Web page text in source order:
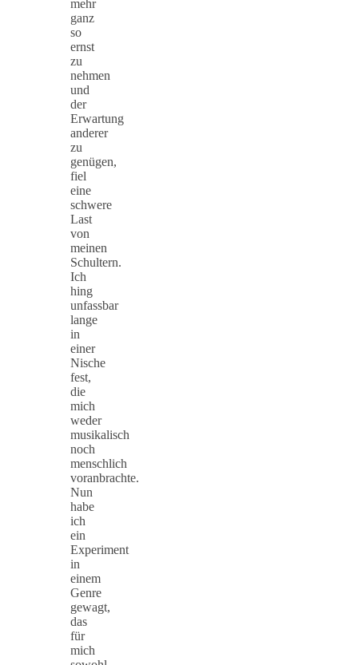
mehr
ganz
so
ernst
zu
nehmen
und
der
Erwartung
anderer
zu
genügen,
fiel
eine
schwere
Last
von
meinen
Schultern.
Ich
hing
unfassbar
lange
in
einer
Nische
fest,
die
mich
weder
musikalisch
noch
menschlich
voranbrachte.
Nun
habe
ich
ein
Experiment
in
einem
Genre
gewagt,
das
für
mich